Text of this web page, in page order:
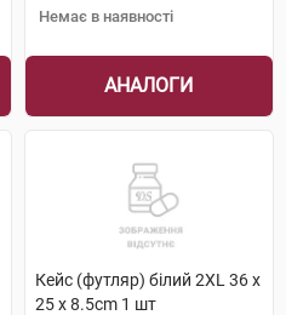
Немає в наявності
АНАЛОГИ
Кейс (футляр) білий 2XL 36 x
25 x 8.5cm 1 шт